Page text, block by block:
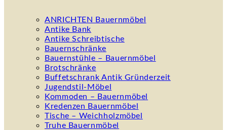
ANRICHTEN Bauernmöbel
Antike Bank
Antike Schreibtische
Bauernschränke
Bauernstühle – Bauernmöbel
Brotschränke
Buffetschrank Antik Gründerzeit
Jugendstil-Möbel
Kommoden – Bauernmöbel
Kredenzen Bauernmöbel
Tische – Weichholzmöbel
Truhe Bauernmöbel